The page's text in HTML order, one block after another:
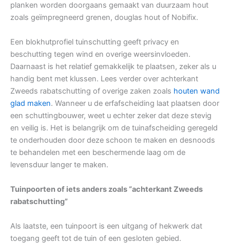
planken worden doorgaans gemaakt van duurzaam hout
zoals geïmpregneerd grenen, douglas hout of Nobifix.
Een blokhutprofiel tuinschutting geeft privacy en
beschutting tegen wind en overige weersinvloeden.
Daarnaast is het relatief gemakkelijk te plaatsen, zeker als u
handig bent met klussen. Lees verder over achterkant
Zweeds rabatschutting of overige zaken zoals houten wand
glad maken. Wanneer u de erfafscheiding laat plaatsen door
een schuttingbouwer, weet u echter zeker dat deze stevig
en veilig is. Het is belangrijk om de tuinafscheiding geregeld
te onderhouden door deze schoon te maken en desnoods
te behandelen met een beschermende laag om de
levensduur langer te maken.
Tuinpoorten of iets anders zoals “achterkant Zweeds
rabatschutting”
Als laatste, een tuinpoort is een uitgang of hekwerk dat
toegang geeft tot de tuin of een gesloten gebied.